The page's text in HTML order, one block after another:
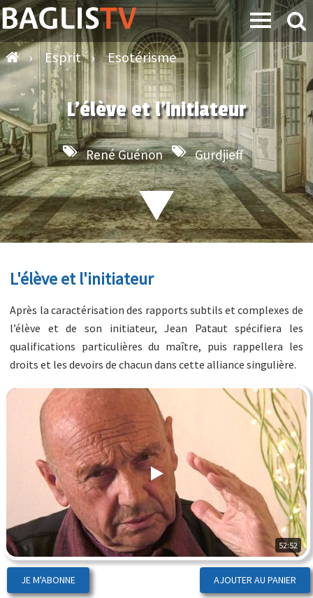
› Esprit › Esotérisme
L'élève et l'initiateur
René Guénon Gurdjieff
L'élève et l'initiateur
Après la caractérisation des rapports subtils et complexes de
l’élève et de son initiateur, Jean Pataut spécifiera les
qualifications particulières du maître, puis rappellera les
droits et les devoirs de chacun dans cette alliance singulière.
52:52
JE M'ABONNE